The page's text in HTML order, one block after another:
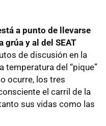
a punto de llevarse
grúa y al del SEAT
de discusión en la
temperatura del “pique”
ocurre, los tres
el carril de la
sus vidas como las